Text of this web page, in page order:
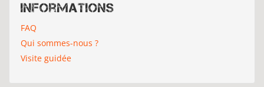
Informations
FAQ
Qui sommes-nous ?
Visite guidée